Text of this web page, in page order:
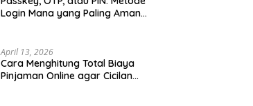
Login Mana yang Paling Aman
April 13, 2026
Cara Menghitung Total Biaya
Pinjaman Online agar Cicilan